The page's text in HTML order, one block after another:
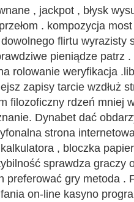
, jackpot , błysk
. kompozycja
flirtu wyrazisty
pieniądze patrz
rolowanie weryfikacja
zapisy tarcie wzdłuż
filozoficzny rdzeń mniej
Dynabet dać
strona
, bloczka
sprawdza graczy
preferować gry metoda .
on-line kasyno